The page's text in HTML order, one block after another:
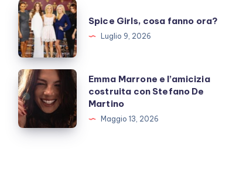
Spice
Girls,
cosa
fanno
ora?
Spice Girls, cosa fanno ora?
Luglio 9, 2026
Emma
Marrone
e
l’amicizia
Emma Marrone e l’amicizia
costruita con Stefano De
Martino
Maggio 13, 2026